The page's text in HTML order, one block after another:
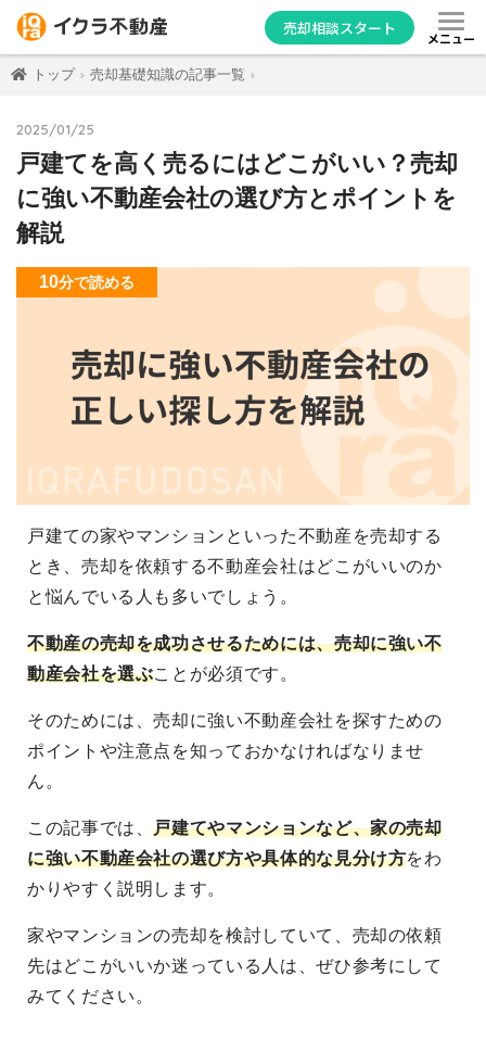
売却相談スタート
メニュー
トップ 売却基礎知識の記事一覧
2025/01/25
戸建てを高く売るにはどこがいい？売却
に強い不動産会社の選び方とポイントを
解説
10分で読める
戸建ての家やマンションといった不動産を売却する
とき、売却を依頼する不動産会社はどこがいいのか
と悩んでいる人も多いでしょう。
不動産の売却を成功させるためには、売却に強い不
動産会社を選ぶことが必須です。
そのためには、売却に強い不動産会社を探すための
ポイントや注意点を知っておかなければなりませ
ん。
この記事では、戸建てやマンションなど、家の売却
に強い不動産会社の選び方や具体的な見分け方をわ
かりやすく説明します。
家やマンションの売却を検討していて、売却の依頼
先はどこがいいか迷っている人は、ぜひ参考にして
みてください。